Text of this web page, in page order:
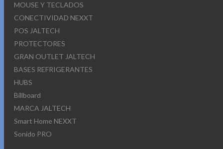
MOUSE Y TECLADOS
CONECTIVIDAD NEXXT
POS JALTECH
PROTECTORES
GRAN OUTLET JALTECH
BASES REFRIGERANTES
HUBS
Billboard
MARCA JALTECH
Smart Home NEXXT
Sonido PRO